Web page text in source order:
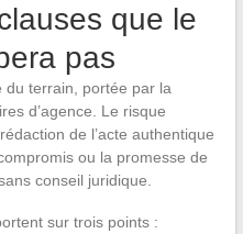
que le
pas
du terrain, portée par la
d’agence. Le risque
de l’acte authentique
ou la promesse de
conseil juridique.
sur trois points :